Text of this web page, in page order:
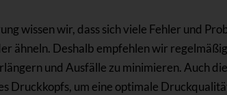
wissen wir, dass sich viele Fehler und
ähneln. Deshalb empfehlen wir
und Ausfälle zu minimieren. Auch die
Druckkopfs, um eine optimale